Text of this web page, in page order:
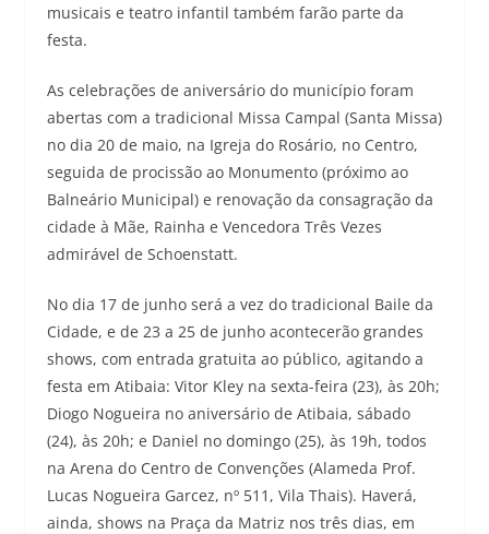
musicais e teatro infantil também farão parte da
festa.
As celebrações de aniversário do município foram
abertas com a tradicional Missa Campal (Santa Missa)
no dia 20 de maio, na Igreja do Rosário, no Centro,
seguida de procissão ao Monumento (próximo ao
Balneário Municipal) e renovação da consagração da
cidade à Mãe, Rainha e Vencedora Três Vezes
admirável de Schoenstatt.
No dia 17 de junho será a vez do tradicional Baile da
Cidade, e de 23 a 25 de junho acontecerão grandes
shows, com entrada gratuita ao público, agitando a
festa em Atibaia: Vitor Kley na sexta-feira (23), às 20h;
Diogo Nogueira no aniversário de Atibaia, sábado
(24), às 20h; e Daniel no domingo (25), às 19h, todos
na Arena do Centro de Convenções (Alameda Prof.
Lucas Nogueira Garcez, nº 511, Vila Thais). Haverá,
ainda, shows na Praça da Matriz nos três dias, em